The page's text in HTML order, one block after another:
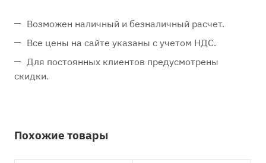
Возможен наличный и безналичный расчет.
Все цены на сайте указаны с учетом НДС.
Для постоянных клиентов предусмотрены
скидки.
Похожие товары